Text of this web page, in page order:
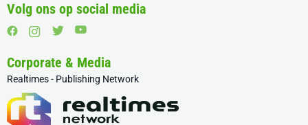
Volg ons op social media
Corporate & Media
Realtimes - Publishing Network